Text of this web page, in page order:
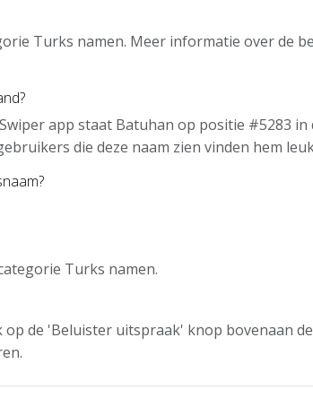
Turks namen. Meer informatie over de
app staat Batuhan op positie #5283 in
die deze naam zien vinden hem
Turks namen.
de 'Beluister uitspraak' knop bovenaan